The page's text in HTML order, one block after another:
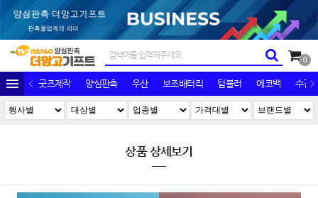
0
굿즈제작 양심판촉 우산 보조배터리 텀블러 에코백 수건/
상품 상세보기